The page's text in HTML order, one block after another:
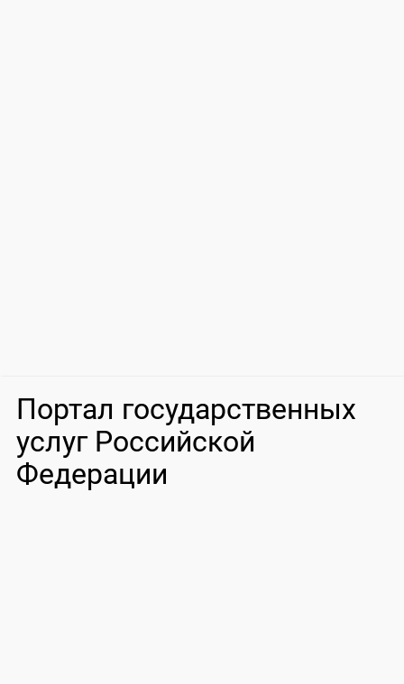
Портал государственных
услуг Российской
Федерации